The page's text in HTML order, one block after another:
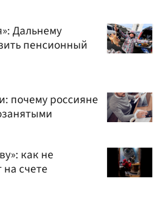
Дальнему
пенсионный
почему россияне
как не
на счете